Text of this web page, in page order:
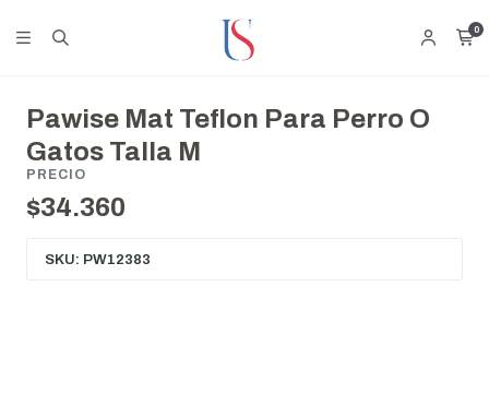
0
Pawise Mat Teflon Para Perro O
Gatos Talla M
PRECIO
$34.360
SKU: PW12383